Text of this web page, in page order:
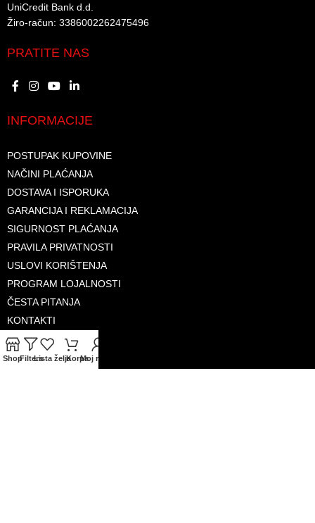
UniCredit Bank d.d.​
Žiro-račun: 3386002262475496​​
PRATITE NAS
INFORMACIJE
POSTUPAK KUPOVINE
NAČINI PLAĆANJA
DOSTAVA I ISPORUKA
GARANCIJA I REKLAMACIJA
SIGURNOST PLAĆANJA
PRAVILA PRIVATNOSTI
USLOVI KORIŠTENJA
PROGRAM LOJALNOSTI
ČESTA PITANJA
KONTAKTI
O NAMA
ShopFiltersLista željaKorpaMoj račun